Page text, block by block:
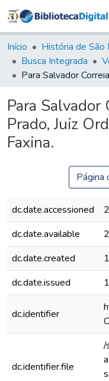
Início História de São
Busca Integrada
Para Salvador
Prado, Juiz
Faxina.
Página
dc.date.accessioned
dc.date.available
dc.date.created
dc.date.issued
dc.identifier
dc.identifier.file
/